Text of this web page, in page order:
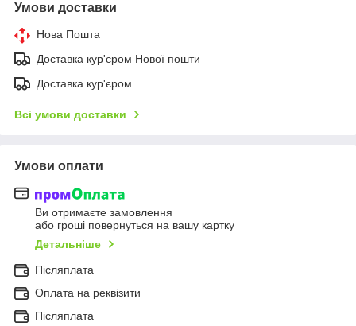
Умови доставки
Нова Пошта
Доставка кур'єром Нової пошти
Доставка кур'єром
Всі умови доставки
Умови оплати
Ви отримаєте замовлення
або гроші повернуться на вашу картку
Детальніше
Післяплата
Оплата на реквізити
Післяплата